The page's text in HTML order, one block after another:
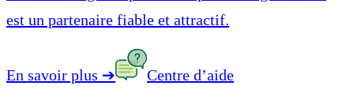
est un partenaire fiable et attractif.
En savoir plus ➔ Centre d’aide